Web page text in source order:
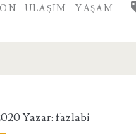
ULAŞIM YAŞAM
Yazar:fazlabi